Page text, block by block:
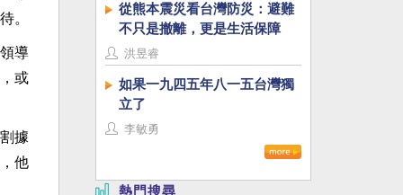
。
導
或
據
他
從熊本震災看台灣防災：避難
不只是撤離，更是生活保障
洪昱睿
如果一九四五年八一五台灣獨
立了
李敏勇
熱門搜尋